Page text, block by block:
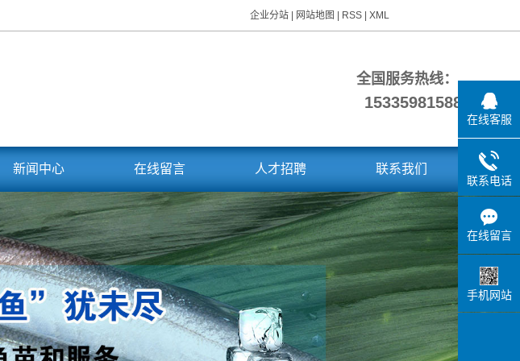
企业分站 网站地图 RSS XML
全国服务热线：
15335981588
新闻中心
公司新闻
行业资讯
常见问题
在线留言 人才招聘 联系我们
在线客服
联系电话
在线留言
手机网站